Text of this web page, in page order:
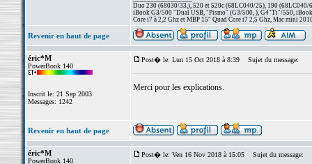
Duo 230 (68030/33,), 520 et 520c (68LC040/25), 190 (68LC040/
iBook G3/500 "Dual USB, "Pismo" (G3/500, ), G4"Ti"/550,
Core i7 à 2,2 Ghz et MBP 15" Quad Core i7 2,5 Ghz, Mac mini
Revenir en haut de page
éric*M
PowerBook 140
Inscrit le: 21 Sep 2003
Messages: 1242
Post� le: Lun 15 Oct 2018 à 8:39 Sujet du message:
Merci pour les explications.
Revenir en haut de page
éric*M
PowerBook 140
Post� le: Ven 16 Nov 2018 à 15:05 Sujet du message: